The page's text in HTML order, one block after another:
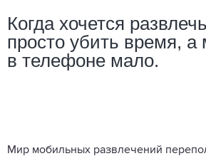
Когда хочется
просто убить время, а
в телефоне мало.
Мир мобильных развлечений